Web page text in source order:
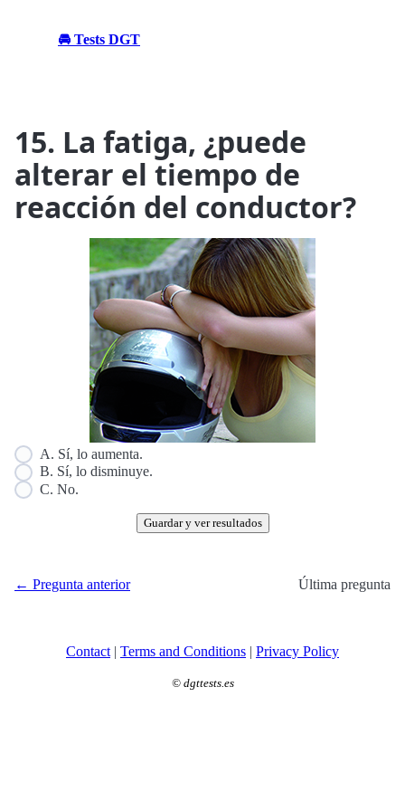
🚘 Tests DGT
15. La fatiga, ¿puede
alterar el tiempo de
reacción del conductor?
A. Sí, lo aumenta.
B. Sí, lo disminuye.
C. No.
Guardar y ver resultados
← Pregunta anterior Última pregunta
Contact | Terms and Conditions | Privacy Policy
© dgttests.es